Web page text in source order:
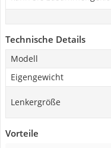
Technische Details
Modell
Eigengewicht
Lenkergröße
Vorteile